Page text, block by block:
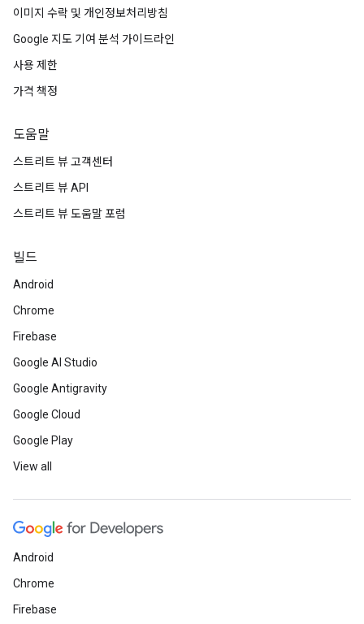
이미지 수락 및 개인정보처리방침
Google 지도 기여 분석 가이드라인
사용 제한
가격 책정
도움말
스트리트 뷰 고객센터
스트리트 뷰 API
스트리트 뷰 도움말 포럼
빌드
Android
Chrome
Firebase
Google AI Studio
Google Antigravity
Google Cloud
Google Play
View all
Android
Chrome
Firebase